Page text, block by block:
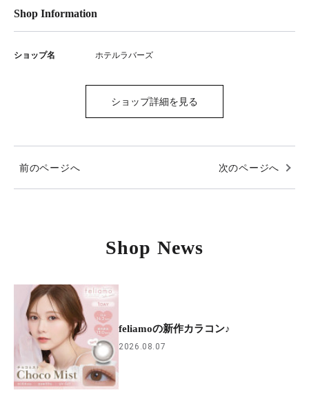
Shop Information
ショップ名 ホテルラバーズ
ショップ詳細を見る
前のページへ 次のページへ
Shop News
feliamoの新作カラコン♪
2026.08.07